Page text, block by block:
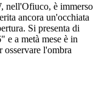
nell'Ofiuco, è immerso
ancora un'occhiata
Si presenta di
e a metà mese è in
l'ombra